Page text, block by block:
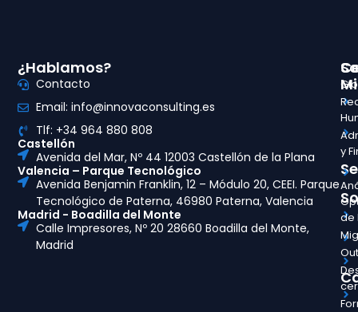
y
de
¿Hablamos?
Contacto
Email: info@innovaconsulting.es
Tlf: +34 964 880 808
Castellón
Avenida del Mar, Nº 44 12003 Castellón de la Plana
Valencia – Parque Tecnológico
Avenida Benjamin Franklin, 12 – Módulo 20, CEEI. Parque
Tecnológico de Paterna, 46980 Paterna, Valencia
Madrid - Boadilla del Monte
Calle Impresores, Nº 20 28660 Boadilla del Monte,
Madrid